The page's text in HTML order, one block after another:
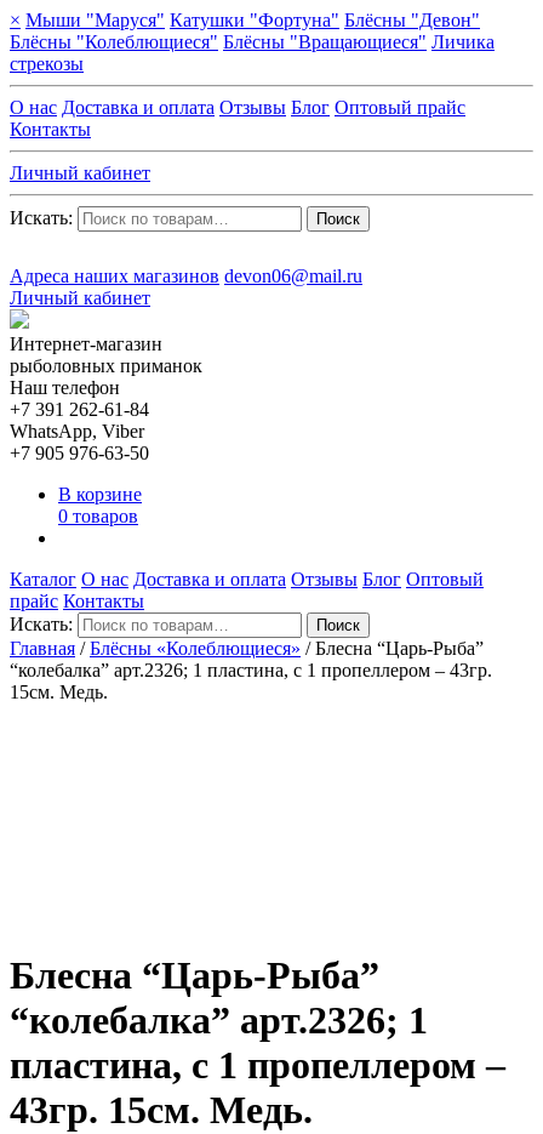
× Мыши "Маруся" Катушки "Фортуна" Блёсны "Девон"
Блёсны "Колеблющиеся" Блёсны "Вращающиеся" Личика
стрекозы
О нас Доставка и оплата Отзывы Блог Оптовый прайс
Контакты
Личный кабинет
Искать: Поиск
Адреса наших магазинов devon06@mail.ru
Личный кабинет
Интернет-магазин
рыболовных приманок
Наш телефон
+7 391 262-61-84
WhatsApp, Viber
+7 905 976-63-50
В корзине
0 товаров
Каталог О нас Доставка и оплата Отзывы Блог Оптовый
прайс Контакты
Искать:
Поиск
Главная /Блёсны «Колеблющиеся» /Блесна “Царь-Рыба”
“колебалка” арт.2326; 1 пластина, с 1 пропеллером – 43гр.
15см. Медь.
Блесна “Царь-Рыба”
“колебалка” арт.2326; 1
пластина, с 1 пропеллером –
43гр. 15см. Медь.